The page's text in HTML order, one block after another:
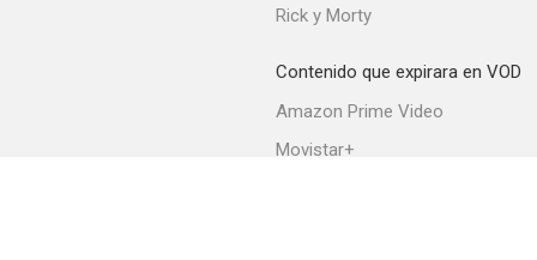
Rick y Morty
Contenido que expirara en VOD
Amazon Prime Video
Movistar+